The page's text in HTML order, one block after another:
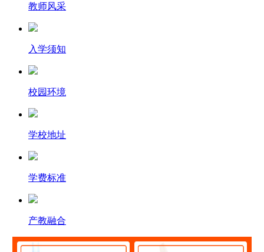
教师风采
入学须知
校园环境
学校地址
学费标准
产教融合